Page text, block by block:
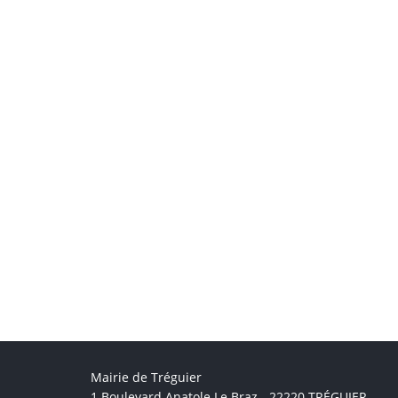
Mairie de Tréguier